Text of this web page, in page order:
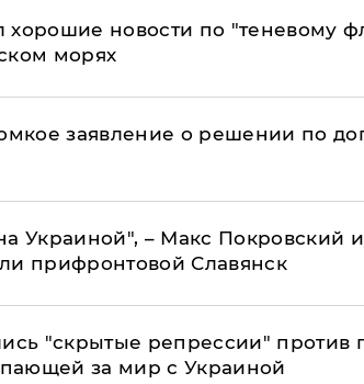
новости по "теневому
морях
заявление о решении по
Украиной", – Макс Покровский
прифронтовой Славянск
"скрытые репрессии" против
за мир с Украиной